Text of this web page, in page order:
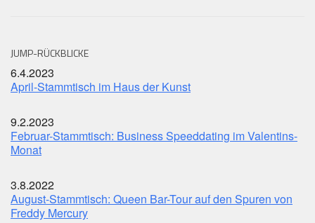
JUMP-RÜCKBLICKE
6.4.2023
April-Stammtisch im Haus der Kunst
9.2.2023
Februar-Stammtisch: Business Speeddating im Valentins-
Monat
3.8.2022
August-Stammtisch: Queen Bar-Tour auf den Spuren von
Freddy Mercury